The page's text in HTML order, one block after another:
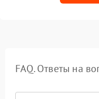
FAQ. Ответы на